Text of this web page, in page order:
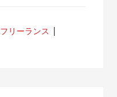
フリーランス